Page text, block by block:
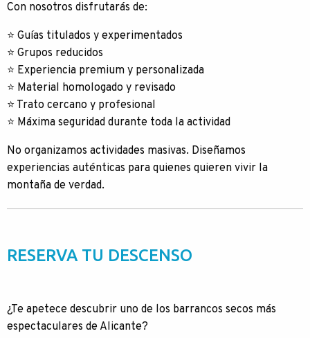
Con nosotros disfrutarás de:
⭐ Guías titulados y experimentados
⭐ Grupos reducidos
⭐ Experiencia premium y personalizada
⭐ Material homologado y revisado
⭐ Trato cercano y profesional
⭐ Máxima seguridad durante toda la actividad
No organizamos actividades masivas. Diseñamos
experiencias auténticas para quienes quieren vivir la
montaña de verdad.
RESERVA TU DESCENSO
¿Te apetece descubrir uno de los barrancos secos más
espectaculares de Alicante?